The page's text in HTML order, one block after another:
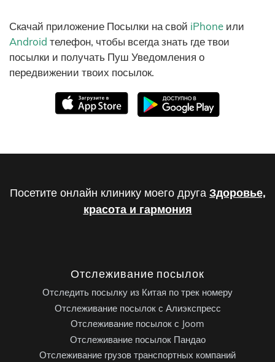
Скачай приложение Посылки на свой iPhone или
Android телефон, чтобы всегда знать где твои
посылки и получать Пуш Уведомления о
передвижении твоих посылок.
Посетите онлайн клинику моего друга Здоровье,
красота и гармония
Отслеживание посылок
Отследить посылку из Китая по трек номеру
Отслеживание посылок с Алиэкспресс
Отслеживание посылок с Joom
Отслеживание посылок Пандао
Отслеживание грузов транспортных компаний